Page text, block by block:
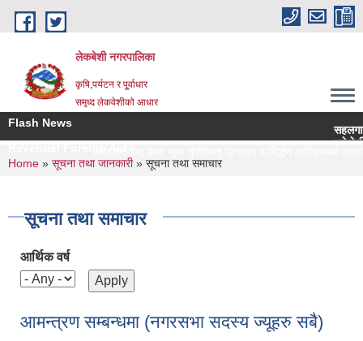
Skip to main content
लेकबेशी नगरपालिका
कृषि,पर्यटन र पू्र्वाधार
समृध्द लेकवेशीको आधार
Flash News
लकेवेशी
You are here
Home » सूचना तथा जानकारी» सूचना तथा समाचार
सूचना तथा समाचार
आर्थिक वर्ष
आमन्त्रण सम्बन्धमा (नगरसभा सदस्य ज्यूहरु सबै)